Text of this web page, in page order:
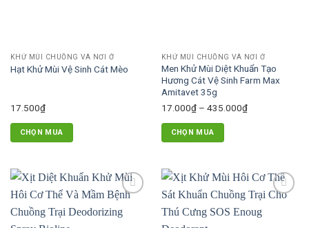
được
chọn
trang
phẩm
KHỬ MÙI CHUỒNG VÀ NƠI Ở
Hạt Khử Mùi Vệ Sinh Cát Mèo
17.500₫
CHỌN MUA
KHỬ MÙI CHUỒNG VÀ NƠI Ở
Men Khử Mùi Diệt Khuẩn Tạo
Hương Cát Vệ Sinh Farm Max
Amitavet 35g
17.000₫ – 435.000₫Khoảng
435.000₫
CHỌN MUA
này
có
nhiều
Add to
wishlist